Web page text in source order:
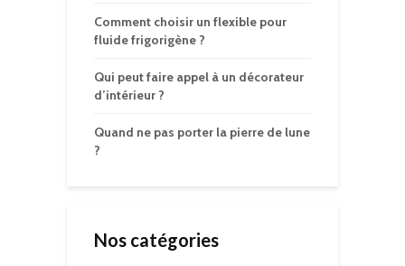
Comment choisir un flexible pour
fluide frigorigène ?
Qui peut faire appel à un décorateur
d’intérieur ?
Quand ne pas porter la pierre de lune
?
Nos catégories